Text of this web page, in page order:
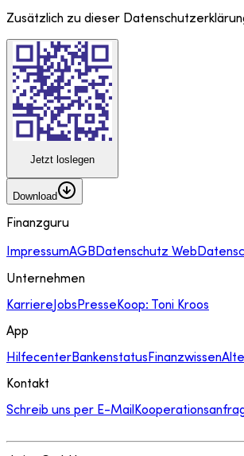
Zusätzlich zu dieser
Jetzt loslegen
Download
Finanzguru
ImpressumAGBDatenschutz Web
Unternehmen
Karriere JobsPresseKoop: Toni Kroos
App
HilfecenterBankenstatusFinanzwissen
Kontakt
Schreib uns per E-Mail